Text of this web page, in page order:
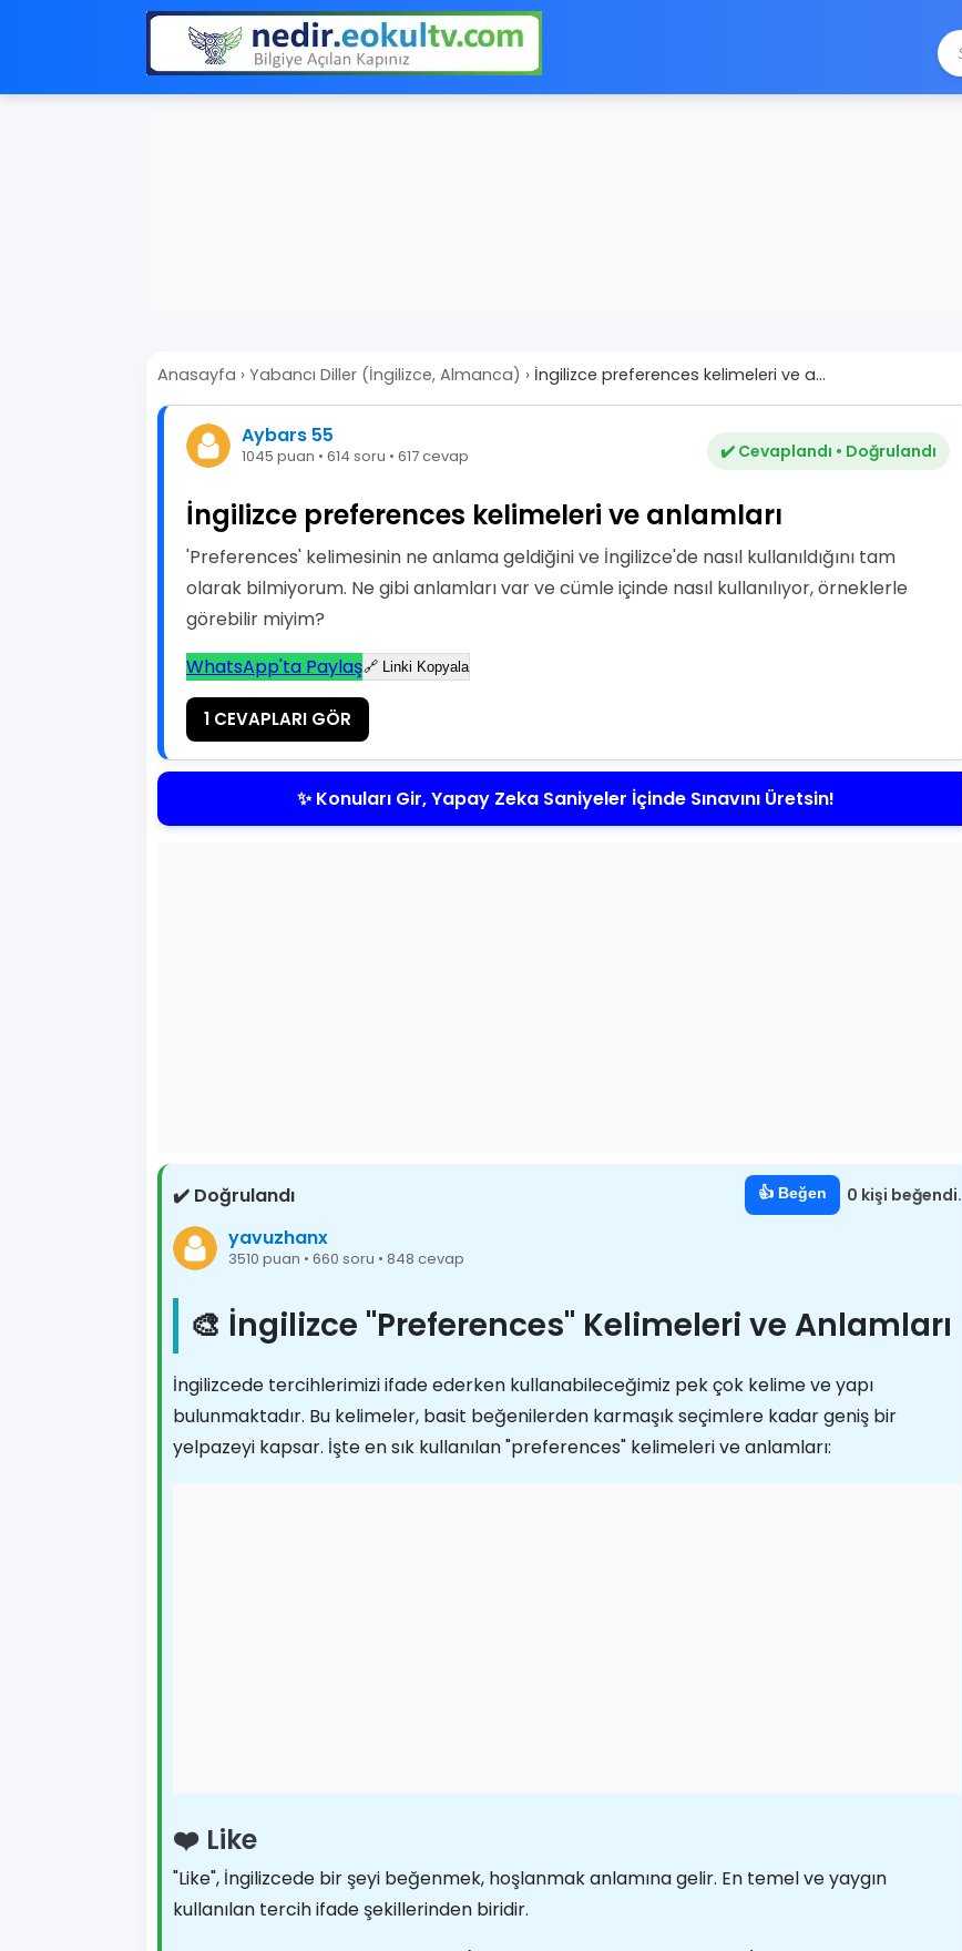
Anasayfa › Yabancı Diller (İngilizce, Almanca) › İngilizce preferences kelimeleri ve a...
Aybars 55
1045 puan • 614 soru • 617 cevap ✔️ Cevaplandı • Doğrulandı
İngilizce preferences kelimeleri ve anlamları
'Preferences' kelimesinin ne anlama geldiğini ve İngilizce'de nasıl kullanıldığını tam
olarak bilmiyorum. Ne gibi anlamları var ve cümle içinde nasıl kullanılıyor, örneklerle
görebilir miyim?
WhatsApp'ta Paylaş🔗 Linki Kopyala
1 CEVAPLARI GÖR
✨ Konuları Gir, Yapay Zeka Saniyeler İçinde Sınavını Üretsin!
✔️ Doğrulandı 👍 Beğen 0 kişi beğendi.
yavuzhanx
3510 puan • 660 soru • 848 cevap
🎨 İngilizce "Preferences" Kelimeleri ve Anlamları
İngilizcede tercihlerimizi ifade ederken kullanabileceğimiz pek çok kelime ve yapı
bulunmaktadır. Bu kelimeler, basit beğenilerden karmaşık seçimlere kadar geniş bir
yelpazeyi kapsar. İşte en sık kullanılan "preferences" kelimeleri ve anlamları:
❤️ Like
"Like", İngilizcede bir şeyi beğenmek, hoşlanmak anlamına gelir. En temel ve yaygın
kullanılan tercih ifade şekillerinden biridir.